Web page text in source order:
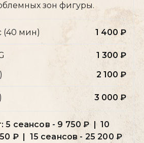
зон фигуры.
(40 мин) 1 400 ₽
1 300 ₽
2 100 ₽
3 000 ₽
5 сеансов - 9 750 ₽ | 10
₽ | 15 сеансов - 25 200 ₽